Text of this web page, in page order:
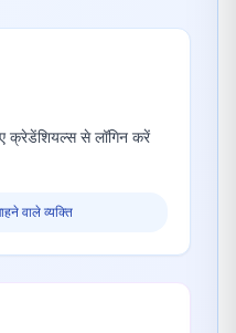
क्रेडेंशियल्स से लॉगिन करें
वाले व्यक्ति